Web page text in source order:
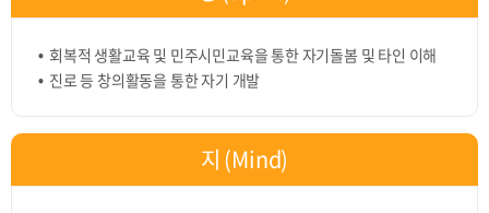
회복적 생활교육 및 민주시민교육을 통한 자기돌봄 및 타인 이해
진로 등 창의활동을 통한 자기 개발
지 (Mind)